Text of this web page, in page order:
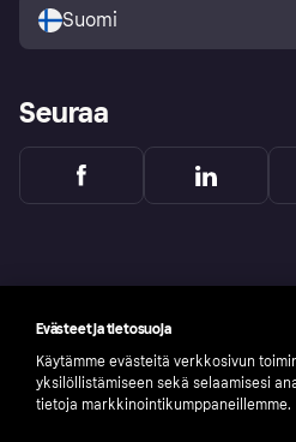
Suomi
Seuraa
Evästeet ja tietosuoja
Käytämme evästeitä verkkosivun
yksilöllistämiseen sekä selaamisesi
tietoja markkinointikumppaneillemme.